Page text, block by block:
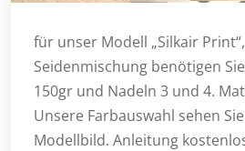
für unser Modell „Silkair
Seidenmischung benötigen
150gr und Nadeln 3 und 4.
Unsere Farbauswahl sehen
Modellbild. Anleitung